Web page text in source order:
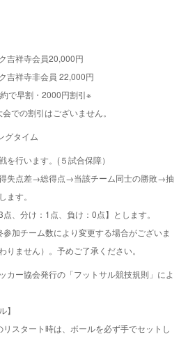
吉祥寺会員20,000円
吉祥寺非会員 22,000円
で早割・2000円割引※
での割引はございません。
グタイム
を行います。(５試合保障）
失点差→総得点→当該チーム同士の勝敗→抽
ます。
、分け：1点、負け：0点】とします。
加チーム数により変更する場合がございま
りません）。予めご了承ください。
カー協会発行の「フットサル競技規則」によ
】
スタート時は、ボールを必ず手でセットし